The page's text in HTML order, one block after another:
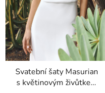
Svatební šaty Masurian
s květinovým živůtkem